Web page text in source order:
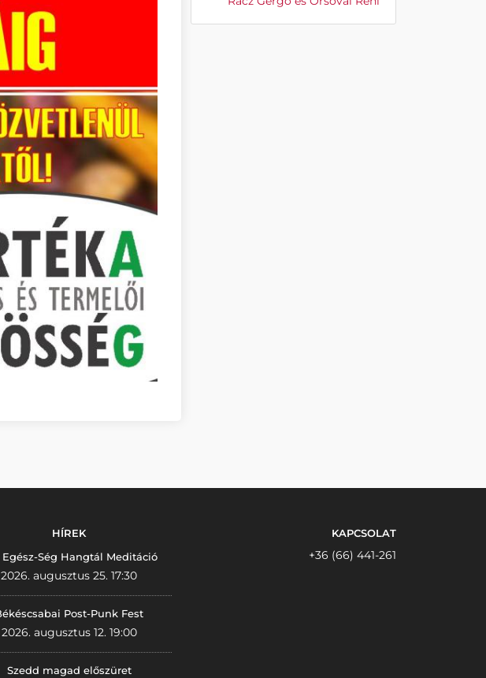
HÍREK
Egész-Ség Hangtál Meditáció
2026. augusztus 25. 17:30
Post-Punk Fest
2026. augusztus 12. 19:00
Szedd magad előszüret
KAPCSOLAT
+36 (66) 441-261